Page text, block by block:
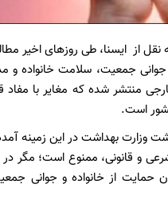
نقل از ایسنا، طی روزهای اخیر
جمعیت، سلامت خانواده و
منتشر شده که مغایر با مفاد
است.
وزارت بهداشت در این زمینه
و قانونی، ممنوع است؛ مگر در
۵۶ «قانون حمایت از خانواده و